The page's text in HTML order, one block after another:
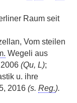
Raum seit
Vom steilen
Wegeli aus
(Qu, L);
u. ihre
2016 (s. Reg.).